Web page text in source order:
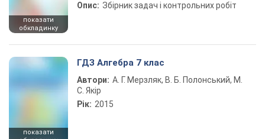
показати
обкладинку
Опис: Збірник задач і контрольних робіт
показати
ГДЗ Алгебра 7 клас
Автори: А. Г. Мерзляк, В. Б. Полонський, М.
С. Якір
Рік: 2015